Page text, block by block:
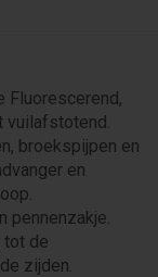
Fluorescerend,
broekspijpen en
en
tot de
zijden.